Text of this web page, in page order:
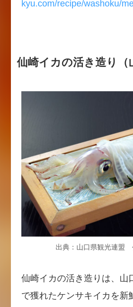
kyu.com/recipe/washoku/
仙崎イカの活き造り（
出典：山口県観光連盟
仙崎イカの活き造りは、山
で獲れたケンサキイカを新